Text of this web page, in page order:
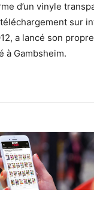
d’un vinyle
sur
a lancé son
à Gambsheim.